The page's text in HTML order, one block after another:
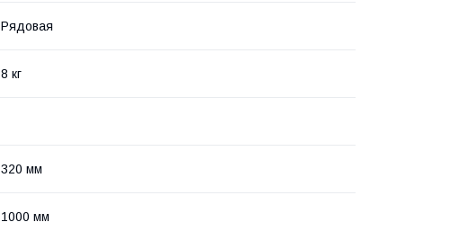
Рядовая
8 кг
320 мм
1000 мм